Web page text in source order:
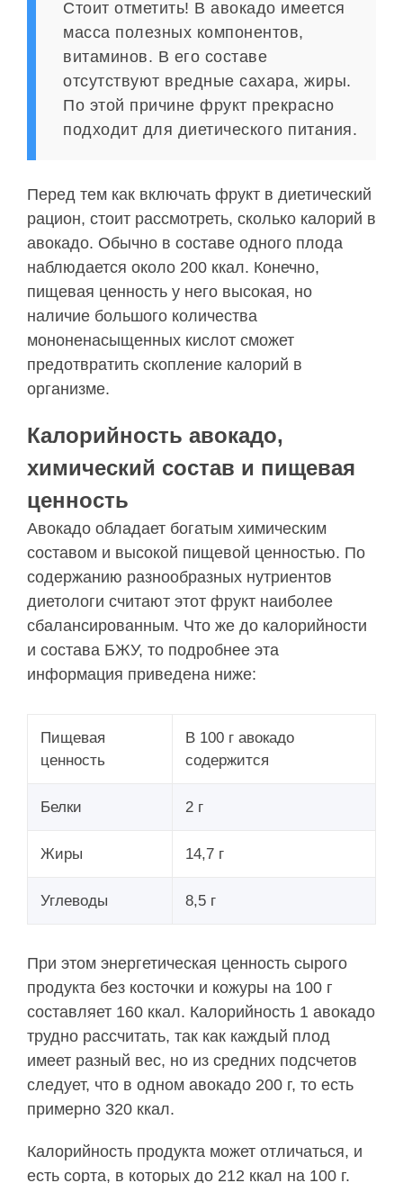
Стоит отметить! В авокадо имеется
масса полезных компонентов,
витаминов. В его составе
отсутствуют вредные сахара, жиры.
По этой причине фрукт прекрасно
подходит для диетического питания.
Перед тем как включать фрукт в диетический
рацион, стоит рассмотреть, сколько калорий в
авокадо. Обычно в составе одного плода
наблюдается около 200 ккал. Конечно,
пищевая ценность у него высокая, но
наличие большого количества
мононенасыщенных кислот сможет
предотвратить скопление калорий в
организме.
Калорийность авокадо,
химический состав и пищевая
ценность
Авокадо обладает богатым химическим
составом и высокой пищевой ценностью. По
содержанию разнообразных нутриентов
диетологи считают этот фрукт наиболее
сбалансированным. Что же до калорийности
и состава БЖУ, то подробнее эта
информация приведена ниже:
Пищевая
ценность
В 100 г авокадо
содержится
Белки 2 г
Жиры 14,7 г
Углеводы 8,5 г
При этом энергетическая ценность сырого
продукта без косточки и кожуры на 100 г
составляет 160 ккал. Калорийность 1 авокадо
трудно рассчитать, так как каждый плод
имеет разный вес, но из средних подсчетов
следует, что в одном авокадо 200 г, то есть
примерно 320 ккал.
Калорийность продукта может отличаться, и
есть сорта, в которых до 212 ккал на 100 г.